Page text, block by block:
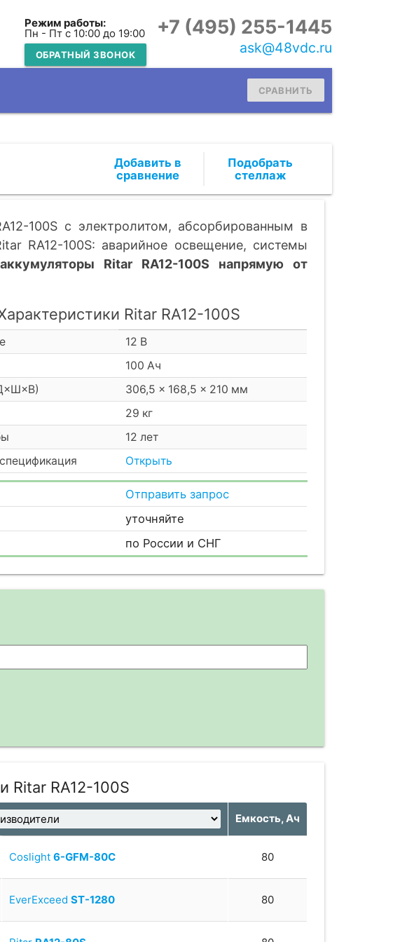
Режим работы:
Пн - Пт с 10:00 до 19:00
ОБРАТНЫЙ ЗВОНОК
+7 (495) 255-1445
ask@48vdc.ru
СРАВНИТЬ
Подобрать
стеллаж
100S c электролитом, абсорбированным в
RA12-100S: аварийное освещение, системы
Ritar RA12-100S напрямую от
Ritar RA12-100S
12 В
100 Ач
306,5 × 168,5 × 210 мм
29 кг
12 лет
Открыть
Отправить запрос
уточняйте
по России и СНГ
Ritar RA12-100S
Емкость, Ач
Coslight6-GFM-80C 80
EverExceedST-1280 80